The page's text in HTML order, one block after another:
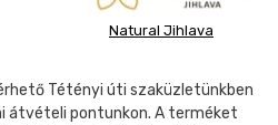
Natural Jihlava
Tétényi úti szaküzletünkben
átvételi pontunkon. A terméket